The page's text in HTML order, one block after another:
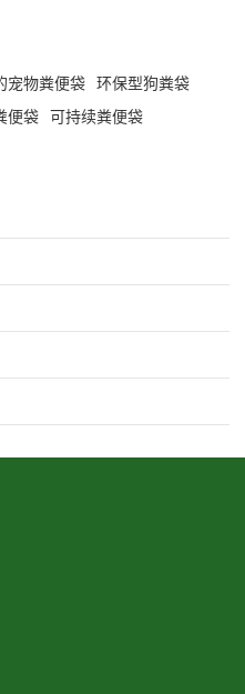
宠物粪便袋 环保型狗粪袋
便袋 可持续粪便袋